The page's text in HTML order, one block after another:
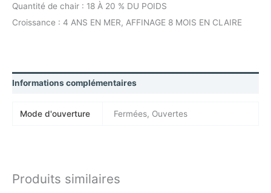
Quantité de chair : 18 À 20 % DU POIDS
Croissance : 4 ANS EN MER, AFFINAGE 8 MOIS EN CLAIRE
Informations complémentaires
Mode d'ouverture Fermées, Ouvertes
Produits similaires